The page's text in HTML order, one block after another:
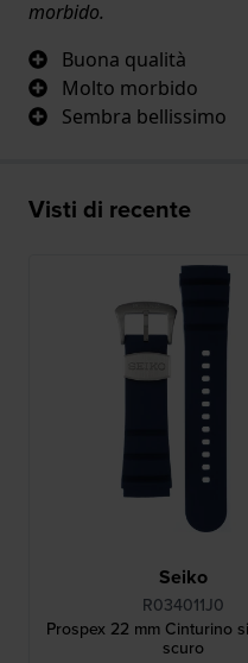
morbido.
Buona qualità
Molto morbido
Sembra bellissimo
Visti di recente
Seiko
R034011J0
Prospex 22 mm Cinturino
scuro